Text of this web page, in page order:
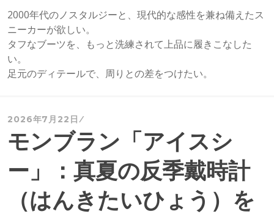
2000年代のノスタルジーと、現代的な感性を兼ね備えたス
ニーカーが欲しい。
タフなブーツを、もっと洗練されて上品に履きこなした
い。
足元のディテールで、周りとの差をつけたい。
2026年7月22日
モンブラン「アイスシ
ー」：真夏の反季戴時計
（はんきたいひょう）を